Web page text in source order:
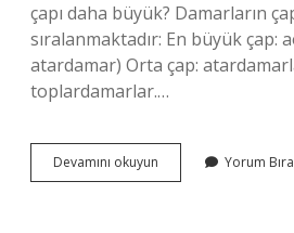
çapı daha büyük? Damarların
sıralanmaktadır: En büyük çap:
atardamar) Orta çap:
toplardamarlar.…
Devamını okuyun
Toplam
Yorum